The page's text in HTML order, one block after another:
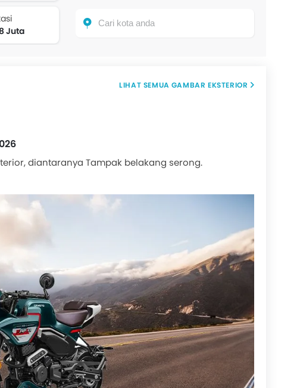
Juta
GAMBAR EKSTERIOR
diantaranya Tampak belakang serong.